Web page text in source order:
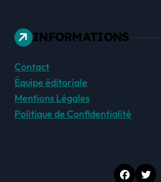
INFORMATIONS
Contact
Équipe éditoriale
Mentions Légales
Politique de Confidentialité